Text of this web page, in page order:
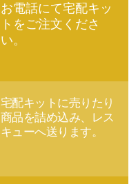
お電話にて宅配キッ
トを ご注文くださ
い。
宅配キットに売りたり
商品を詰め込み、レス
キューへ送ります。